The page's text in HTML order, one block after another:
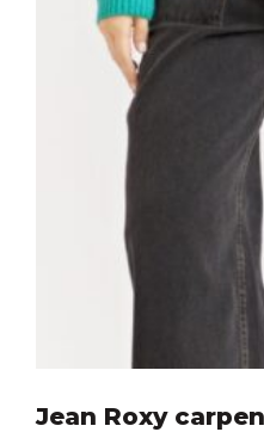
Jean Roxy